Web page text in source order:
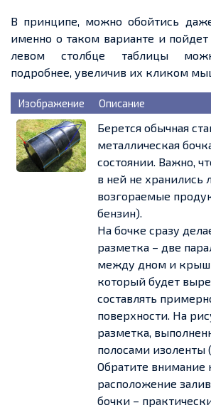
В принципе, можно обойтись
именно о таком варианте и пойдет
левом столбце таблицы
подробнее, увеличив их кликом
Изображение Описание
Берется обычная
металлическая
состоянии. Важно,
в ней не хранились
возгораемые
бензин).
На бочке сразу
разметка – две
между дном и
который будет
составлять
поверхности. На
разметка,
полосами изоленты
Обратите внимание
расположение
бочки –